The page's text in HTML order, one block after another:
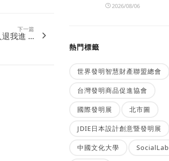
下一篇
我進 ...
2026/08/06
熱門標籤
世界發明智慧財產聯盟總會
台灣發明商品促進協會
國際發明展 北市圖
JDIE日本設計創意暨發明展
中國文化大學 SocialLab